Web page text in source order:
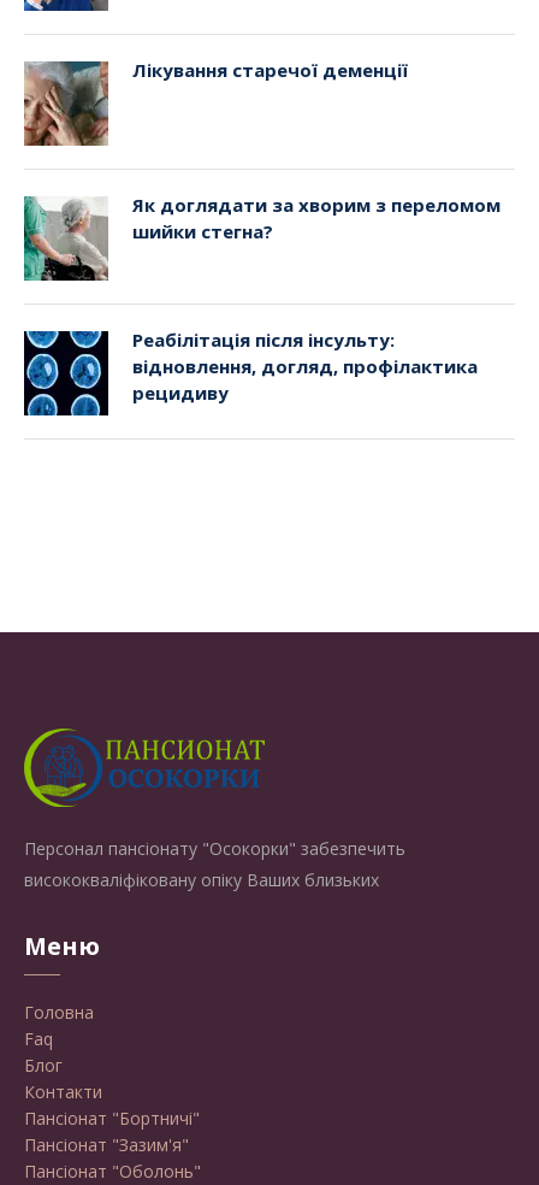
Лікування старечої деменції
Як доглядати за хворим з переломом
шийки стегна?
Реабілітація після інсульту:
відновлення, догляд, профілактика
рецидиву
Персонал пансіонату "Осокорки" забезпечить
висококваліфіковану опіку Ваших близьких
Меню
Головна
Faq
Блог
Контакти
Пансіонат "Бортничі"
Пансіонат "Зазим'я"
Пансіонат "Оболонь"